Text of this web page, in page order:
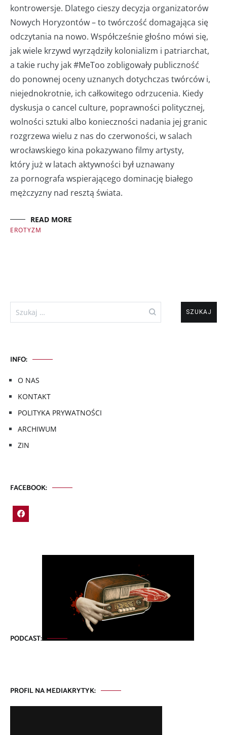
kontrowersje. Dlatego cieszy decyzja organizatorów
Nowych Horyzontów – to twórczość domagająca się
odczytania na nowo. Współcześnie głośno mówi się,
jak wiele krzywd wyrządziły kolonializm i patriarchat,
a takie ruchy jak #MeToo zobligowały publiczność
do ponownej oceny uznanych dotychczas twórców i,
niejednokrotnie, ich całkowitego odrzucenia. Kiedy
dyskusja o cancel culture, poprawności politycznej,
wolności sztuki albo konieczności nadania jej granic
rozgrzewa wielu z nas do czerwoności, w salach
wrocławskiego kina pokazywano filmy artysty,
który już w latach aktywności był uznawany
za pornografa wspierającego dominację białego
mężczyzny nad resztą świata.
READ MORE
EROTYZM
Szukaj:
INFO:
O NAS
KONTAKT
POLITYKA PRYWATNOŚCI
ARCHIWUM
ZIN
FACEBOOK:
PODCAST:
PROFIL NA MEDIAKRYTYK: